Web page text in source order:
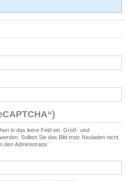
in das leere Feld ein. Groß- und
Sollten Sie das Bild trotz Neuladen nicht
den Administrator.